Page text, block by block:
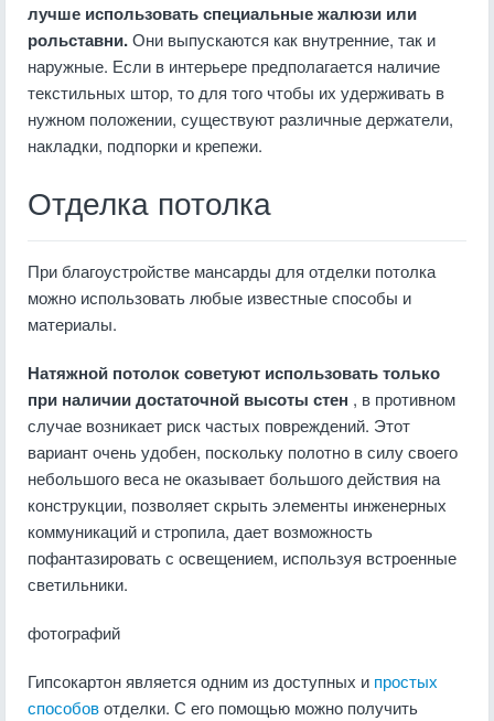
лучше использовать специальные жалюзи или
рольставни.Они выпускаются как внутренние, так и
наружные. Если в интерьере предполагается наличие
текстильных штор, то для того чтобы их удерживать в
нужном положении, существуют различные держатели,
накладки, подпорки и крепежи.
Отделка потолка
При благоустройстве мансарды для отделки потолка
можно использовать любые известные способы и
материалы.
Натяжной потолок советуют использовать только
при наличии достаточной высоты стен , в противном
случае возникает риск частых повреждений. Этот
вариант очень удобен, поскольку полотно в силу своего
небольшого веса не оказывает большого действия на
конструкции, позволяет скрыть элементы инженерных
коммуникаций и стропила, дает возможность
пофантазировать с освещением, используя встроенные
светильники.
фотографий
Гипсокартон является одним из доступных и простых
способовотделки. С его помощью можно получить